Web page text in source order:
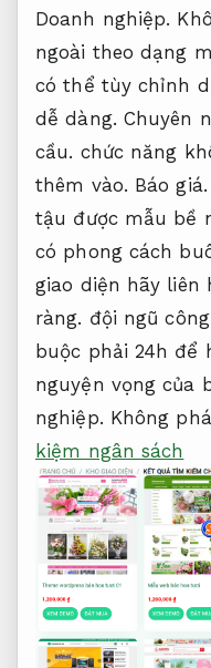
Doanh nghiệp.
ngoài theo dạng
có thể tùy chỉnh
dễ dàng. Chuyên
cầu. chức năng
thêm vào. Báo giá.
tậu được mẫu bề
có phong cách
giao diện hãy liên
ràng. đội ngũ
buộc phải 24h để
nguyện vọng của
nghiệp. Không
kiệm ngân sách